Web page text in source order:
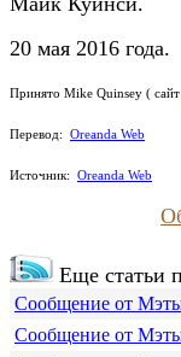
20 мая 2016 года.
Принято Mike Quinsey ( сайт
Перевод: Oreanda Web
Источник: Oreanda Web
Еще статьи
Сообщение от
Сообщение от